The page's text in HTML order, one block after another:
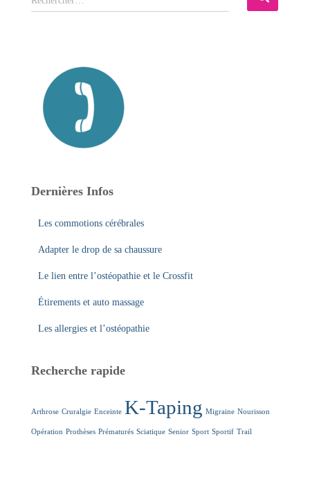
e
Dernières Infos
Les commotions cérébrales
Adapter le drop de sa chaussure
Le lien entre l’ostéopathie et le Crossfit
Étirements et auto massage
Les allergies et l’ostéopathie
Recherche rapide
Arthrose Cruralgie Enceinte K-Taping Migraine Nourisson
Opération Prothèses Prématurés Sciatique Senior Sport Sportif Trail